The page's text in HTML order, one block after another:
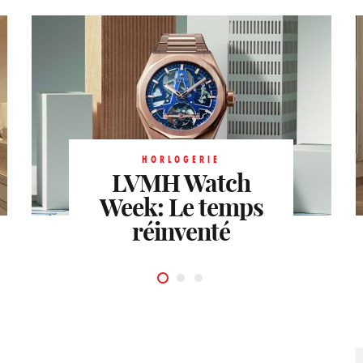
HORLOGERIE
LVMH Watch
Week: Le temps
réinventé
HORLOGERIE
Watches and
wondersActe I :
les premières
tendances
horlogères
HORLOGERIE
Héritage
réinventé